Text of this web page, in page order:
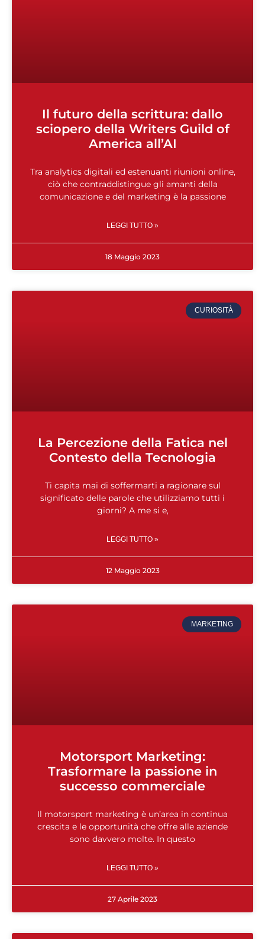
Il futuro della scrittura: dallo
sciopero della Writers Guild of
America all’AI
Tra analytics digitali ed estenuanti riunioni online,
ciò che contraddistingue gli amanti della
comunicazione e del marketing è la passione
LEGGI TUTTO »
18 Maggio 2023
CURIOSITÀ
La Percezione della Fatica nel
Contesto della Tecnologia
Ti capita mai di soffermarti a ragionare sul
significato delle parole che utilizziamo tutti i
giorni? A me si e,
LEGGI TUTTO »
12 Maggio 2023
MARKETING
Motorsport Marketing:
Trasformare la passione in
successo commerciale
Il motorsport marketing è un’area in continua
crescita e le opportunità che offre alle aziende
sono davvero molte. In questo
LEGGI TUTTO »
27 Aprile 2023